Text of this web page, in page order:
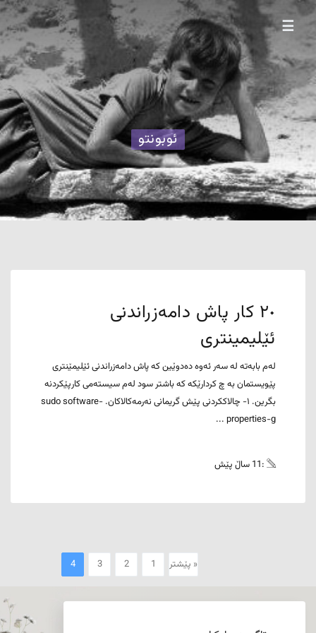
☰
ئوبونتو
٢٠ کار پاش دامەزراندنی
ئێلیمینتری
لەم بابەتە لە سەر ئەوە دەدوێین کە پاش دامەزراندنی ئێلیمێنتری
پێویستمان بە چ کردارێکە کە باشتر سود لەم سیستەمی کارپێکردنە
بگرین. ١- چالاککردنی پێش گریمانی نەرمەکالاکان. sudo software-
properties-g ...
:11 ساڵ پێش
« پێشتر 1
2
3
4